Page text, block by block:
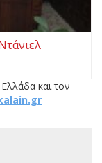
και τον